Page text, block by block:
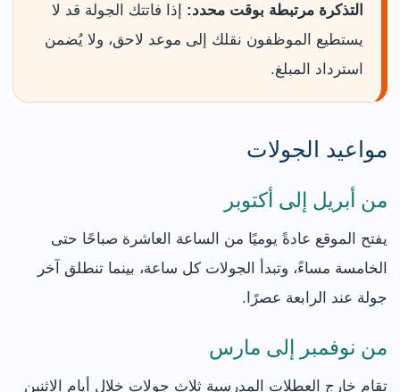
التذكرة مرتبطة بوقت محدد: إذا فاتتك الجولة قد لا
يستطيع الموظفون نقلك إلى موعد لاحق، ولا يُضمن
استرداد المبلغ.
مواعيد الجولات
من أبريل إلى أكتوبر
يفتح الموقع عادةً يوميًا من الساعة العاشرة صباحًا حتى
الخامسة مساءً، وتبدأ الجولات كل ساعة، بينما تنطلق آخر
جولة عند الرابعة عصرًا.
من نوفمبر إلى مارس
تقام خارج العطلات المدرسية ثلاث جولات خلال أيام الاثنين